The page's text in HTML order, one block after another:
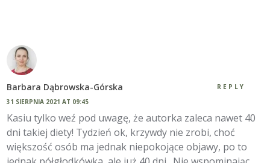
Barbara Dąbrowska-Górska
31 SIERPNIA 2021 AT 09:45
REPLY
Kasiu tylko weź pod uwagę, że autorka zaleca nawet 40
dni takiej diety! Tydzień ok, krzywdy nie zrobi, choć
większość osób ma jednak niepokojące objawy, po to